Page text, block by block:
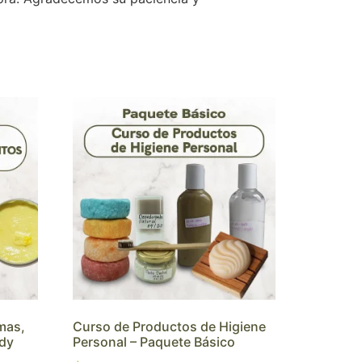
Curso de Productos de Higiene
Personal – Paquete Básico